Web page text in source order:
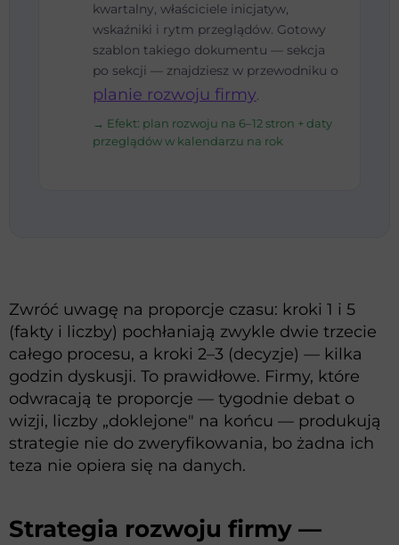
kwartalny, właściciele inicjatyw,
wskaźniki i rytm przeglądów. Gotowy
szablon takiego dokumentu — sekcja
po sekcji — znajdziesz w przewodniku o
planie rozwoju firmy.
→ Efekt: plan rozwoju na 6–12 stron + daty
przeglądów w kalendarzu na rok
Zwróć uwagę na proporcje czasu: kroki 1 i 5
(fakty i liczby) pochłaniają zwykle dwie trzecie
całego procesu, a kroki 2–3 (decyzje) — kilka
godzin dyskusji. To prawidłowe. Firmy, które
odwracają te proporcje — tygodnie debat o
wizji, liczby „doklejone" na końcu — produkują
strategie nie do zweryfikowania, bo żadna ich
teza nie opiera się na danych.
Strategia rozwoju firmy —